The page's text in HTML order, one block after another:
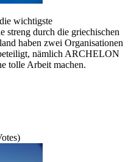
wichtigste
streng durch die griechischen
haben zwei Organisationen
nämlich ARCHELON
tolle Arbeit machen.